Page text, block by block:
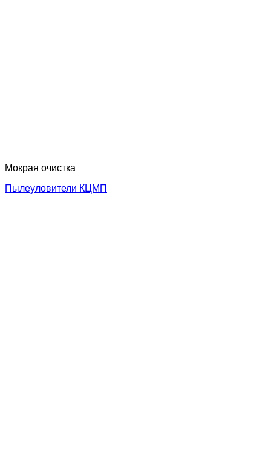
Мокрая очистка
Пылеуловители КЦМП